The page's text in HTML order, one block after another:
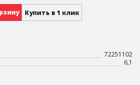
Купить в 1 клик
72251102
6,1